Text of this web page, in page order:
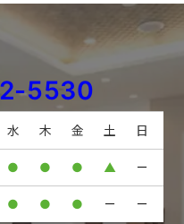
5530
水 木 金 土 日
● ● ● ▲ －
● ● ● － －